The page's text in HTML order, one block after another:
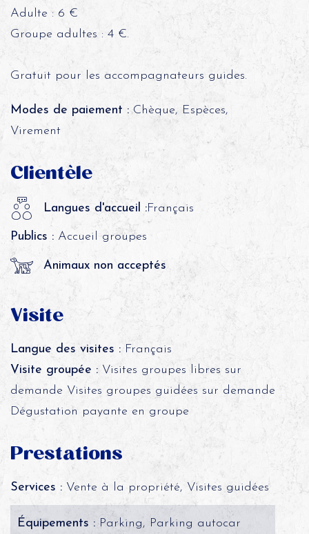
Adulte : 6 €
Groupe adultes : 4 €.
Gratuit pour les accompagnateurs guides.
Modes de paiement :Chèque, Espèces,
Virement
Clientèle
Langues d'accueil :Français
Publics :Accueil groupes
Animaux non acceptés
Visite
Langue des visites :Français
Visite groupée :Visites groupes libres sur
demande Visites groupes guidées sur demande
Dégustation payante en groupe
Prestations
Services :Vente à la propriété, Visites guidées
Équipements :Parking, Parking autocar